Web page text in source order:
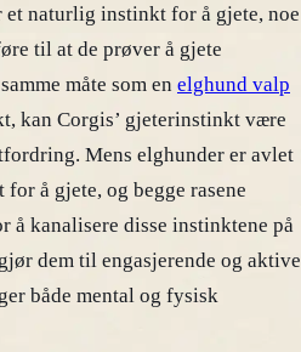
et naturlig instinkt for å gjete, noe
til at de prøver å gjete
måte som en elghund valp
kan Corgis’ gjeterinstinkt være
Mens elghunder er avlet
å gjete, og begge rasene
kanalisere disse instinktene på
dem til engasjerende og aktive
både mental og fysisk